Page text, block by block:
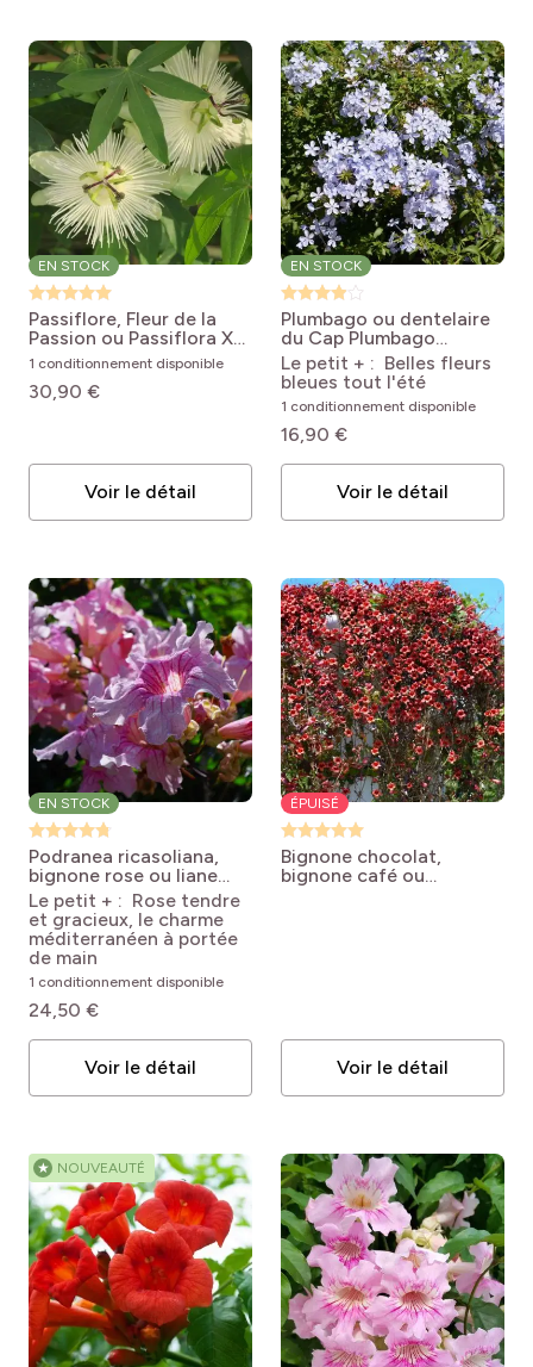
EN STOCK
Passiflore, Fleur de la
Passion ou Passiflora X
RIVERSIDE ® SNOW
QUEEN ® Passiflora
hybrida RIVERSIDE®
1 conditionnement disponible
30,90 €
Voir le détail
EN STOCK
Plumbago ou dentelaire
du Cap Plumbago
auriculata
Le petit + : Belles fleurs
bleues tout l'été
1 conditionnement disponible
16,90 €
Voir le détail
EN STOCK
Podranea ricasoliana,
bignone rose ou liane
orchidée Podranea
ricasoliana
Le petit + : Rose tendre
et gracieux, le charme
méditerranéen à portée
de main
1 conditionnement disponible
24,50 €
Voir le détail
ÉPUISÉ
Bignone chocolat,
bignone café ou
Voir le détail
★ NOUVEAUTÉ